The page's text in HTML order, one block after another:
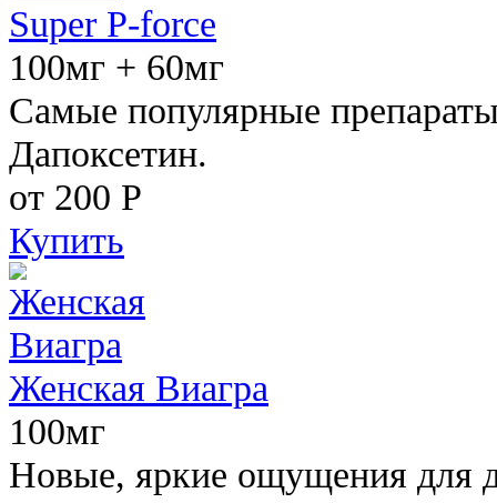
Super P-force
100мг + 60мг
Самые популярные
Дапоксетин.
от 200 Р
Купить
Женская Виагра
100мг
Новые, яркие ощущения для